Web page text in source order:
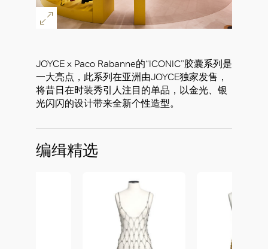
JOYCE x Paco Rabanne的“ICONIC”胶囊系列是
一大亮点，此系列在亚洲由JOYCE独家发售，
将昔日在时装秀引人注目的单品，以金光、银
光闪闪的设计带来全新个性造型。
编缉精选